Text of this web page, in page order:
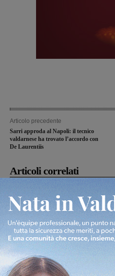
Articolo precedente
Sarri approda al Napoli: il tecnico
valdarnese ha trovato l’accordo con
De Laurentiis
Articoli correlati
Sospese le ricerche sul
campo di Miah Billal, il